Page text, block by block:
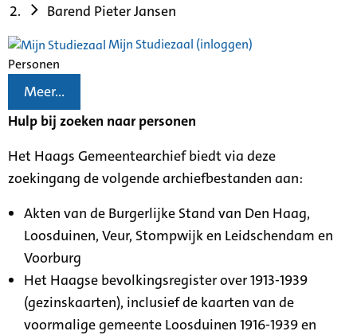
Barend Pieter Jansen
Mijn Studiezaal (inloggen)
Personen
Meer...
Hulp bij zoeken naar personen
Het Haags Gemeentearchief biedt via deze
zoekingang de volgende archiefbestanden aan:
Akten van de Burgerlijke Stand van Den Haag,
Loosduinen, Veur, Stompwijk en Leidschendam en
Voorburg
Het Haagse bevolkingsregister over 1913-1939
(gezinskaarten), inclusief de kaarten van de
voormalige gemeente Loosduinen 1916-1939 en